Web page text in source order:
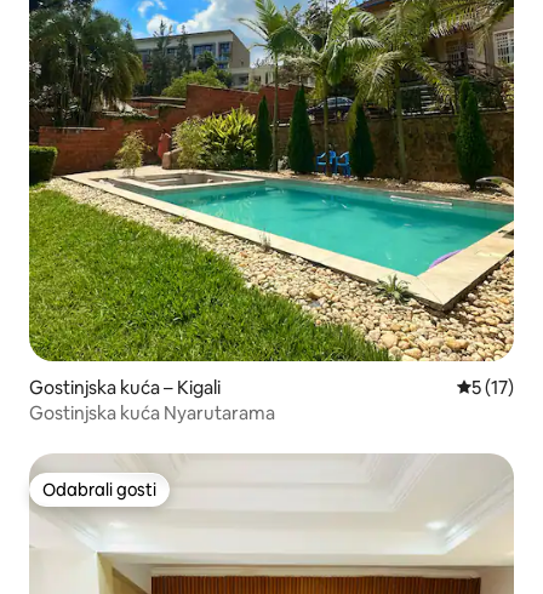
Gostinjska kuća – Kigali Prosječna
5 (17)
Gostinjska kuća Nyarutarama
Odabrali gosti
Odabrali gosti